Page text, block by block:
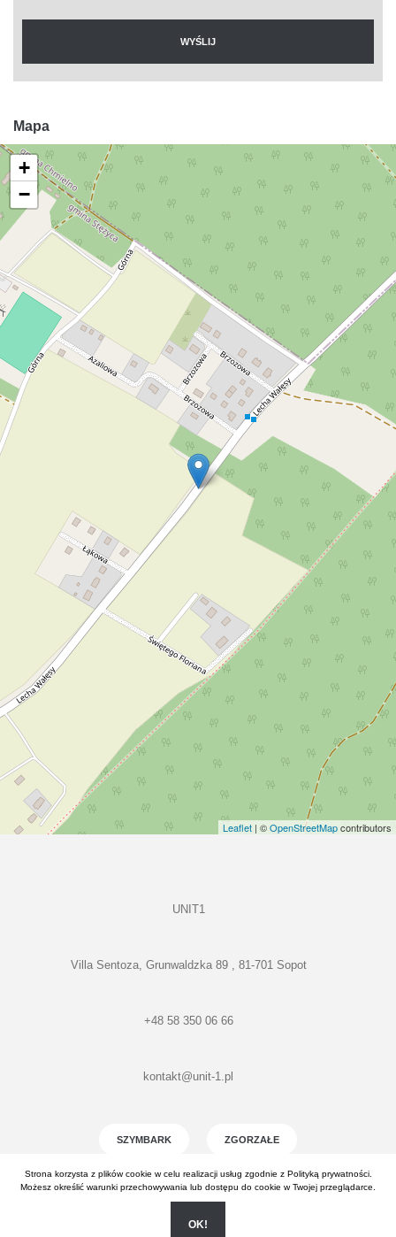
Mapa
+
−
Leaflet | ©OpenStreetMapcontributors
UNIT1
Villa Sentoza, Grunwaldzka 89 , 81-701 Sopot
+48 58 350 06 66
kontakt@unit-1.pl
SZYMBARK ZGORZAŁE
GDAŃSK CHEŁM
Strona korzysta z plików cookie w celu realizacji usług zgodnie z Polityką prywatności.
Możesz określić warunki przechowywania lub dostępu do cookie w Twojej przeglądarce.
OK!